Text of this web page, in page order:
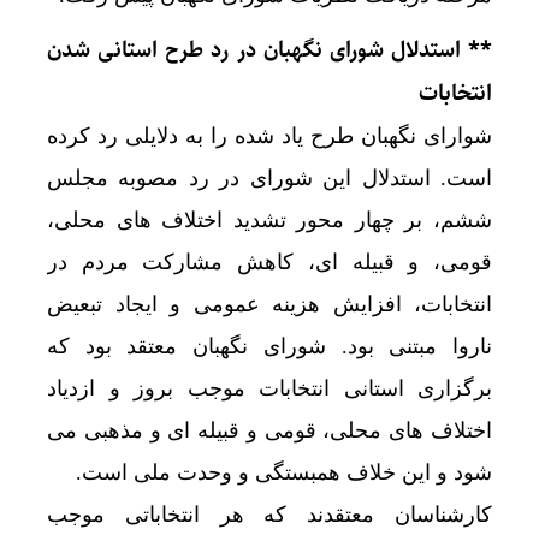
** استدلال شورای نگهبان در رد طرح استانی شدن
انتخابات
شوارای نگهبان طرح یاد شده را به دلایلی رد کرده
است. استدلال این شورای در رد مصوبه مجلس
ششم، بر چهار محور تشدید اختلاف های محلی،
قومی، و قبیله ای، کاهش مشارکت مردم در
انتخابات، افزایش هزینه عمومی و ایجاد تبعیض
ناروا مبتنی بود. شورای نگهبان معتقد بود که
برگزاری استانی انتخابات موجب بروز و ازدیاد
اختلاف های محلی، قومی و قبیله ای و مذهبی می
شود و این خلاف همبستگی و وحدت ملی است.
کارشناسان معتقدند که هر انتخاباتی موجب